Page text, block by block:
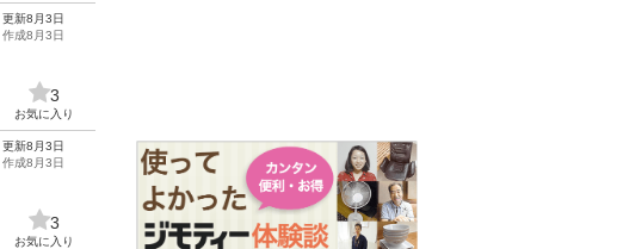
更新8月3日
作成8月3日
3
お気に入り
更新8月3日
作成8月3日
3
お気に入り